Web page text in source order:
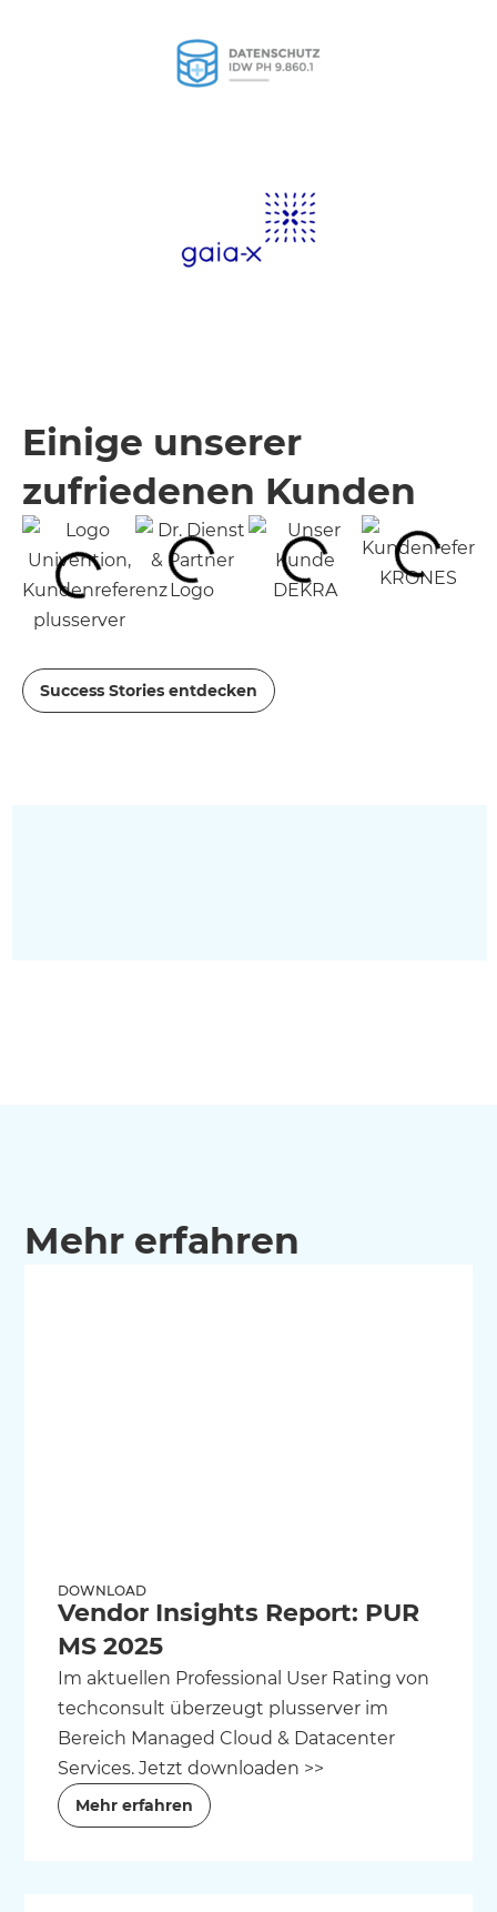
Einige unserer
zufriedenen Kunden
Success Stories entdecken
Mehr erfahren
DOWNLOAD
Vendor Insights Report: PUR
MS 2025
Im aktuellen Professional User Rating von
techconsult überzeugt plusserver im
Bereich Managed Cloud & Datacenter
Services. Jetzt downloaden >>
Mehr erfahren